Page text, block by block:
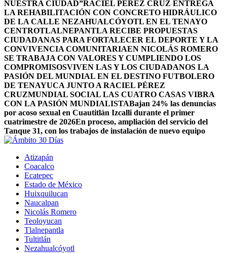
NUESTRA CIUDAD”RACIEL PÉREZ CRUZ ENTREGA
LA REHABILITACIÓN CON CONCRETO HIDRÁULICO
DE LA CALLE NEZAHUALCÓYOTL EN EL TENAYO
CENTROTLALNEPANTLA RECIBE PROPUESTAS
CIUDADANAS PARA FORTALECER EL DEPORTE Y LA
CONVIVENCIA COMUNITARIAEN NICOLÁS ROMERO
SE TRABAJA CON VALORES Y CUMPLIENDO LOS
COMPROMISOSVIVEN LAS Y LOS CIUDADANOS LA
PASIÓN DEL MUNDIAL EN EL DESTINO FUTBOLERO
DE TENAYUCA JUNTO A RACIEL PÉREZ
CRUZMUNDIAL SOCIAL LAS CUATRO CASAS VIBRA
CON LA PASIÓN MUNDIALISTABajan 24% las denuncias
por acoso sexual en Cuautitlán Izcalli durante el primer
cuatrimestre de 2026En proceso, ampliación del servicio del
Tanque 31, con los trabajos de instalación de nuevo equipo
Atizapán
Coacalco
Ecatepec
Estado de México
Huixquilucan
Naucalpan
Nicolás Romero
Teoloyucan
Tlalnepantla
Tultitlán
Nezahualcóyotl